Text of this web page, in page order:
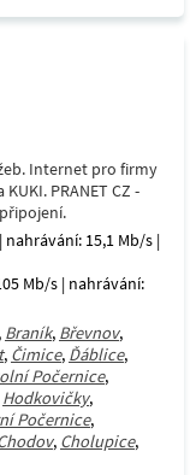
Internet pro firmy
PRANET CZ -
nahrávání: 15,1 Mb/s |
Mb/s | nahrávání:
Braník, Břevnov,
, Čimice, Ďáblice,
Počernice,
Hodkovičky,
Počernice,
, Cholupice,